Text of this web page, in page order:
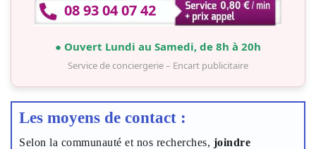
08 93 04 07 42
● Ouvert Lundi au Samedi, de 8h à 20h
Service de conciergerie – Encart publicitaire
Les moyens de contact :
Selon la communauté et nos recherches, joindre